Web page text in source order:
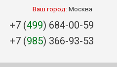
Ваш город: Москва
+7 (499) 684-00-59
+7 (985) 366-93-53